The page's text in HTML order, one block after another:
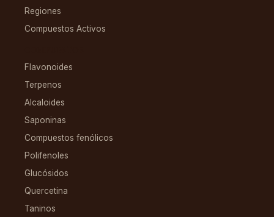
Regiones
Compuestos Activos
Flavonoides
Terpenos
Alcaloides
Saponinas
Compuestos fenólicos
Polifenoles
Glucósidos
Quercetina
Taninos